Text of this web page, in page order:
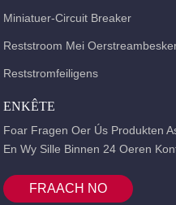
Miniatuer-Circuit Breaker
Reststroom Mei
Reststromfeiligens
ENKÊTE
Foar Fragen Oer Ús Produkten
En Wy Sille Binnen 24 Oeren
FRAACH NO